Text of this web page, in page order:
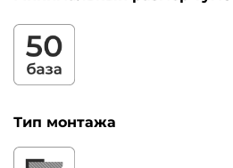
Тип монтажа